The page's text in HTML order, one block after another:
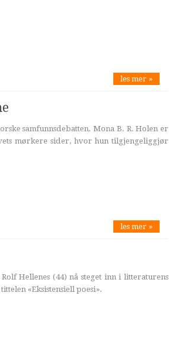
les mer »
samfunnsdebatten. Mona B. R. Holen er
mørkere sider, hvor hun tilgjengeliggjør
les mer »
Hellenes (44) nå steget inn i litteraturens
«Eksistensiell poesi».